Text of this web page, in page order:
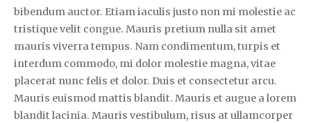
bibendum auctor. Etiam iaculis justo non mi molestie ac
tristique velit congue. Mauris pretium nulla sit amet
mauris viverra tempus. Nam condimentum, turpis et
interdum commodo, mi dolor molestie magna, vitae
placerat nunc felis et dolor. Duis et consectetur arcu.
Mauris euismod mattis blandit. Mauris et augue a lorem
blandit lacinia. Mauris vestibulum, risus at ullamcorper